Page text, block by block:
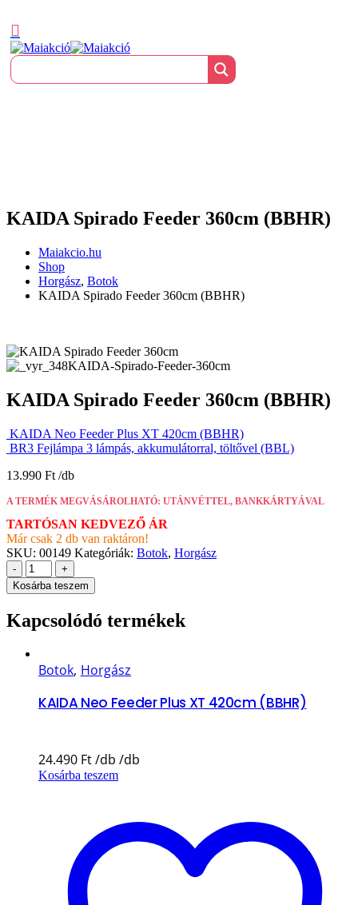
KAIDA Spirado Feeder 360cm (BBHR)
Maiakcio.hu
Shop
Horgász, Botok
KAIDA Spirado Feeder 360cm (BBHR)
KAIDA Spirado Feeder 360cm (BBHR)
KAIDA Neo Feeder Plus XT 420cm (BBHR)
BR3 Fejlámpa 3 lámpás, akkumulátorral, töltővel (BBL)
13.990 Ft
A TERMÉK MEGVÁSÁROLHATÓ: UTÁNVÉTTEL, BANKKÁRTYÁVAL
TARTÓSAN KEDVEZŐ ÁR
Már csak 2 db van raktáron!
SKU: 00149 Kategóriák: Botok, Horgász
-
+
Kosárba teszem
Kapcsolódó termékek
Botok, Horgász
KAIDA Neo Feeder Plus XT 420cm (BBHR)
24.490 Ft
Kosárba teszem